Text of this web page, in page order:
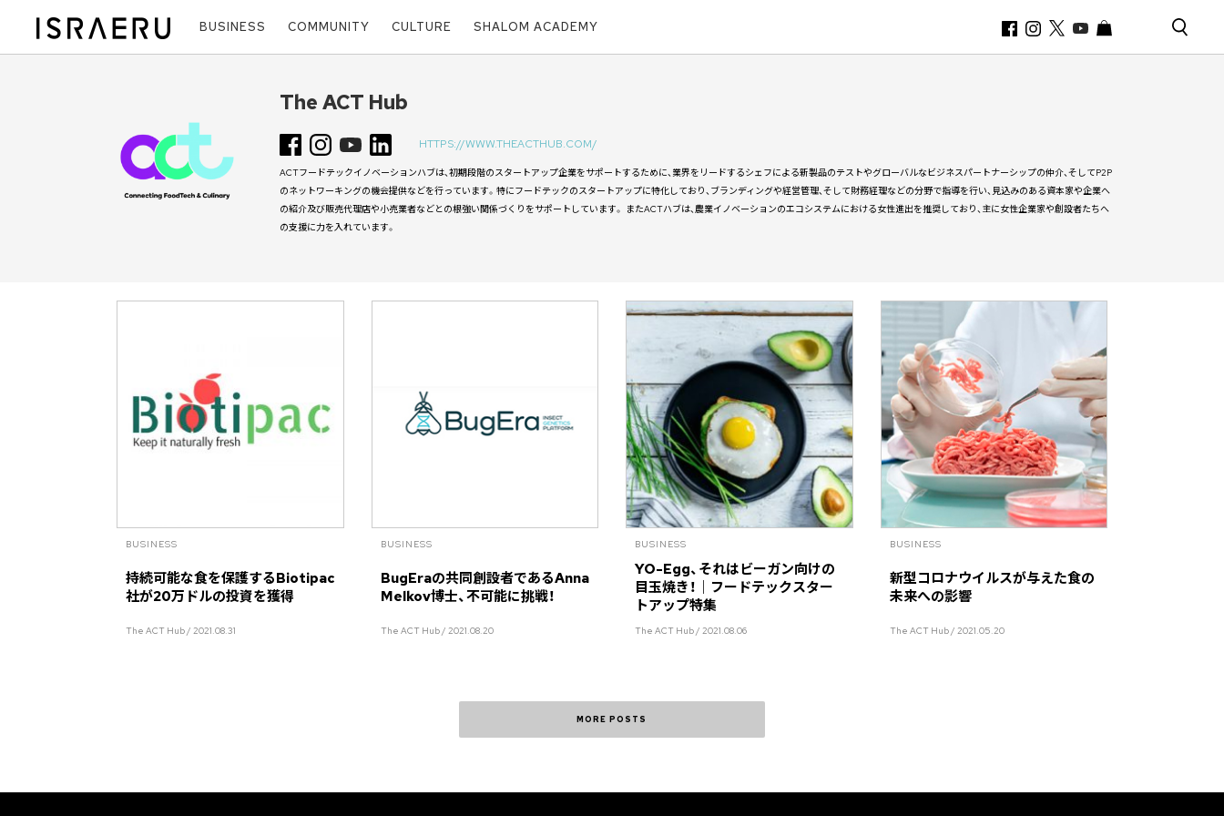
BUSINESS COMMUNITY CULTURE SHALOM ACADEMY
The ACT Hub
HTTPS://WWW.THEACTHUB.COM/
ACTフードテックイノベーションハブは、初期段階のスタートアップ企業をサポートするために、業界をリードするシェフによる新製品のテストやグローバルなビジネスパートナーシップの仲介、そしてP2P
のネットワーキングの機会提供などを行っています。特にフードテックのスタートアップに特化しており、ブランディングや経営管理、そして財務経理などの分野で指導を行い、見込みのある資本家や企業へ
の紹介及び販売代理店や小売業者などとの根強い関係づくりをサポートしています。 またACTハブは、農業イノベーションのエコシステムにおける女性進出を推奨しており、主に女性企業家や創設者たちへ
の支援に力を入れています。
BUSINESS
持続可能な食を保護するBiotipac
社が20万ドルの投資を獲得
The ACT Hub / 2021.08.31
BUSINESS
BugEraの共同創設者であるAnna
Melkov博士、不可能に挑戦！
The ACT Hub / 2021.08.20
BUSINESS
YO-Egg、それはビーガン向けの
目玉焼き！｜フードテックスター
トアップ特集
The ACT Hub / 2021.08.06
BUSINESS
新型コロナウイルスが与えた食の
未来への影響
The ACT Hub / 2021.05.20
MORE POSTS